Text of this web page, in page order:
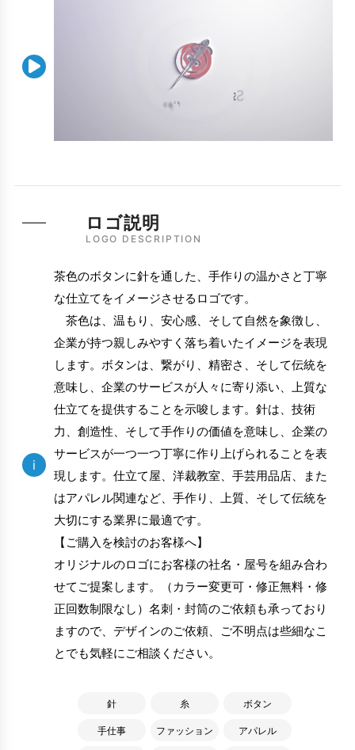

LOGO DESCRIPTION
ロゴ説明
i
茶色のボタンに針を通した、手作りの温かさと丁寧
な仕立てをイメージさせるロゴです。
茶色は、温もり、安心感、そして自然を象徴し、
企業が持つ親しみやすく落ち着いたイメージを表現
します。ボタンは、繋がり、精密さ、そして伝統を
意味し、企業のサービスが人々に寄り添い、上質な
仕立てを提供することを示唆します。針は、技術
力、創造性、そして手作りの価値を意味し、企業の
サービスが一つ一つ丁寧に作り上げられることを表
現します。仕立て屋、洋裁教室、手芸用品店、また
はアパレル関連など、手作り、上質、そして伝統を
大切にする業界に最適です。
【ご購入を検討のお客様へ】
オリジナルのロゴにお客様の社名・屋号を組み合わ
せてご提案します。（カラー変更可・修正無料・修
正回数制限なし）名刺・封筒のご依頼も承っており
ますので、デザインのご依頼、ご不明点は些細なこ
とでも気軽にご相談ください。
針 糸 ボタン
手仕事 ファッション アパレル